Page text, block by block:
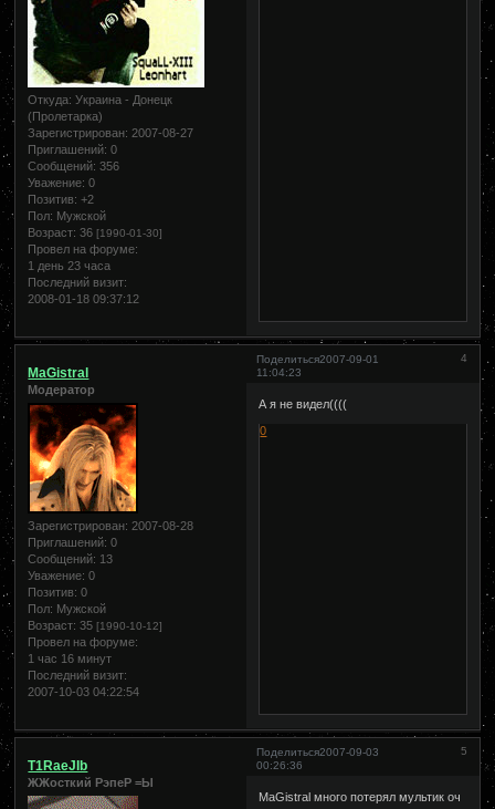
Откуда: Украина - Донецк
(Пролетарка)
Зарегистрирован: 2007-08-27
Приглашений: 0
Сообщений: 356
Уважение: 0
Позитив: +2
Пол: Мужской
Возраст: 36[1990-01-30]
Провел на форуме:
1 день 23 часа
Последний визит:
2008-01-18 09:37:12
Поделиться 4
2007-09-01
11:04:23
MaGistral
Модератор
Зарегистрирован: 2007-08-28
Приглашений: 0
Сообщений: 13
Уважение: 0
Позитив: 0
Пол: Мужской
Возраст: 35[1990-10-12]
Провел на форуме:
1 час 16 минут
Последний визит:
2007-10-03 04:22:54
А я не видел((((
0
Поделиться 5
2007-09-03
00:26:36
T1RaeJIb
ЖЖосткий РэпеР =Ы
MaGistral много потерял мультик оч